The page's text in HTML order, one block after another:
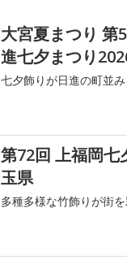
大宮夏まつり 第
進七夕まつり
七夕飾りが日進の町並
第72回 上福岡七
玉県
多種多様な竹飾りが街を